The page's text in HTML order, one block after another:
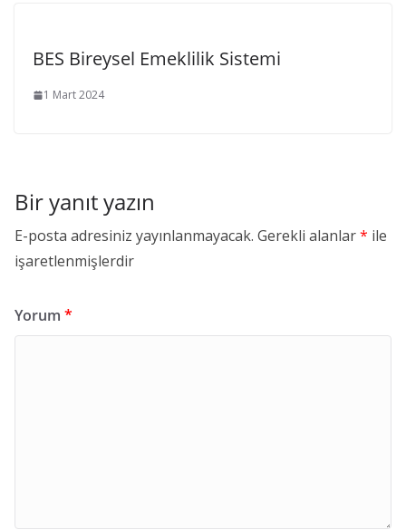
BES Bireysel Emeklilik Sistemi
1 Mart 2024
Bir yanıt yazın
E-posta adresiniz yayınlanmayacak. Gerekli alanlar* ile
işaretlenmişlerdir
Yorum *